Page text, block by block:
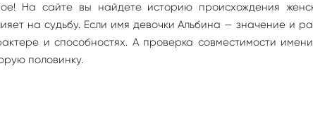
На сайте вы найдете историю происхождения
на судьбу. Если имя девочки Альбина — значение и
и способностях. А проверка совместимости
половинку.